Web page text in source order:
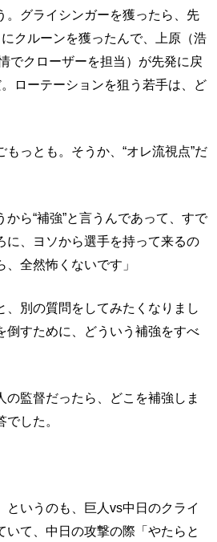
。グライシンガーを獲ったら、先
クルーンを獲ったんで、上原（浩
でクローザーを担当）が先発に戻
ローテーションを狙う若手は、ど
っとも。そうか、“オレ流視点”だ
から“補強”と言うんであって、すで
に、ヨソから選手を持って来るの
全然怖くないです」
、別の質問をしてみたくなりまし
倒すために、どういう補強をすべ
の監督だったら、どこを補強しま
した。
というのも、巨人vs中日のクライ
いて、中日の攻撃の際「やたらと